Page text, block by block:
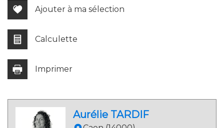
Cinéma
Ajouter à ma sélection
Calculette
Imprimer
Aurélie TARDIF